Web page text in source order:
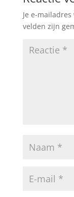
Je e-
velden zijn